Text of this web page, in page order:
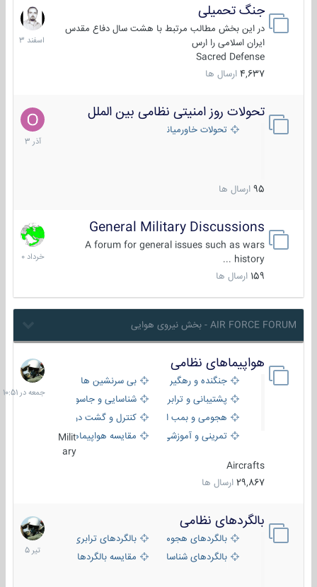
جنگ تحمیلی
در این بخش مطالب مرتبط با هشت سال دفاع مقدس
ایران اسلامی را ارس
Sacred Defense
4,637 ارسال ها
20
اسفند
1403
تحولات روز امنیتی نظامی بین الملل
تحولات خاورمیانه
95 ارسال ها
21
آذر
1403
General Military Discussions
A forum for general issues such as wars
history ...
159 ارسال ها
10
خرداد
1400
AIR FORCE FORUM - بخش نیروی هوایی
هواپیماهای نظامی
جنگنده و رهگیر
بی سرنشین ها
پشتیبانی و ترابری
شناسایی و جاسوسی
هجومی و بمب افکن
کنترل و گشت دریایی
تمرینی و آموزشی
مقایسه هواپیماهاMilit
ary
Aircrafts
29,867 ارسال ها
جمعه
در
10:51
بالگردهای نظامی
بالگردهای هجومی
بالگردهای ترابری
بالگردهای شناسایی
مقایسه بالگردها
22
تیر
1405